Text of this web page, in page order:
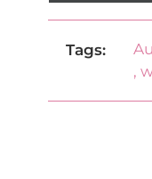
Tags:
,